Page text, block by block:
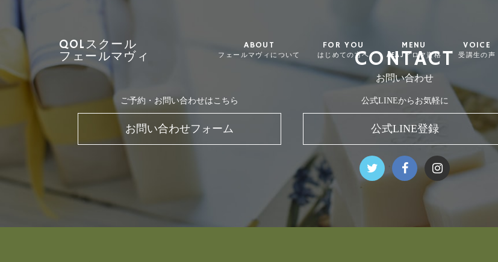
QOLスクール
フェールマヴィ
ABOUT
フェールマヴィについて
FOR YOU
はじめての方へ
MENU
AEAJアロマ資格
VOICE
受講生の声
CONTACT
お問い合わせ
ご予約・お問い合わせはこちら
お問い合わせフォーム
公式LINEからお気軽に
公式LINE登録